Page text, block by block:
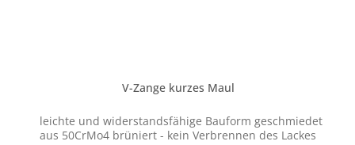
V-Zange kurzes Maul
aus 50CrMo4 brüniert - kein Verbrennen des Lackes